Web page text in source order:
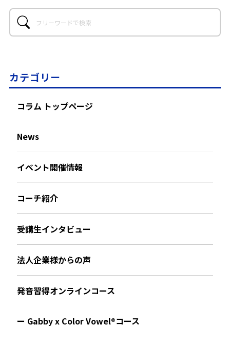
カテゴリー
コラム トップページ
News
イベント開催情報
コーチ紹介
受講生インタビュー
法人企業様からの声
発音習得オンラインコース
ー Gabby x Color Vowel®︎コース